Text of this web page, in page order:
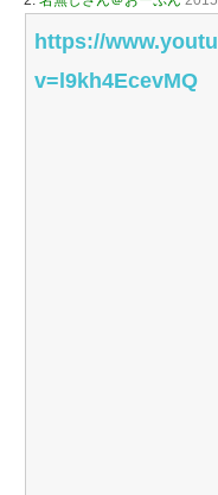
https://
v=l9kh4EcevMQ